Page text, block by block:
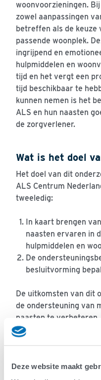
Deze website maakt
woonvoorzieningen.
zowel aanpassingen
betreffen als de
passende woonplek.
ingrijpend en
hulpmiddelen en
tijd en het vergt een
tijd beschikbaar te
kunnen nemen is het
ALS en hun naasten
de zorgverlener.
Wat is het doel
Het doel van dit
ALS Centrum
tweeledig:
In kaart brengen
naasten ervaren in
hulpmiddelen en
De
besluitvorming
De uitkomsten van dit
de ondersteuning van
naasten te verbeteren.
U kunt meedoen aan